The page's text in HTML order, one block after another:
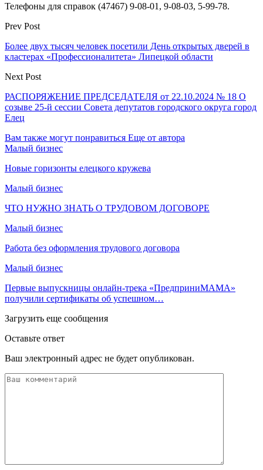
Телефоны для справок (47467) 9-08-01, 9-08-03, 5-99-78.
Prev Post
Более двух тысяч человек посетили День открытых дверей в
кластерах «Профессионалитета» Липецкой области
Next Post
РАСПОРЯЖЕНИЕ ПРЕДСЕДАТЕЛЯ от 22.10.2024 № 18 О
созыве 25-й сессии Совета депутатов городского округа город
Елец
Вам также могут понравиться Еще от автора
Малый бизнес
Новые горизонты елецкого кружева
Малый бизнес
ЧТО НУЖНО ЗНАТЬ О ТРУДОВОМ ДОГОВОРЕ
Малый бизнес
Работа без оформления трудового договора
Малый бизнес
Первые выпускницы онлайн-трека «ПредприниМАМА»
получили сертификаты об успешном…
Загрузить еще сообщения
Оставьте ответ
Ваш электронный адрес не будет опубликован.